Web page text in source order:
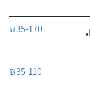
₪35-170
₪35-110